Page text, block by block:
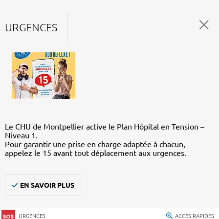
URGENCES
Le CHU de Montpellier active le Plan Hôpital en Tension –
Niveau 1.
Pour garantir une prise en charge adaptée à chacun,
appelez le 15 avant tout déplacement aux urgences.
EN SAVOIR PLUS
URGENCES ACCÈS RAPIDES